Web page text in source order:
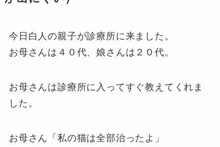
今日白人の親子が診療所に来ました。
お母さんは４０代、娘さんは２０代。
お母さんは診療所に入ってすぐ教えてくれま
した。
お母さん「私の猫は全部治ったよ」